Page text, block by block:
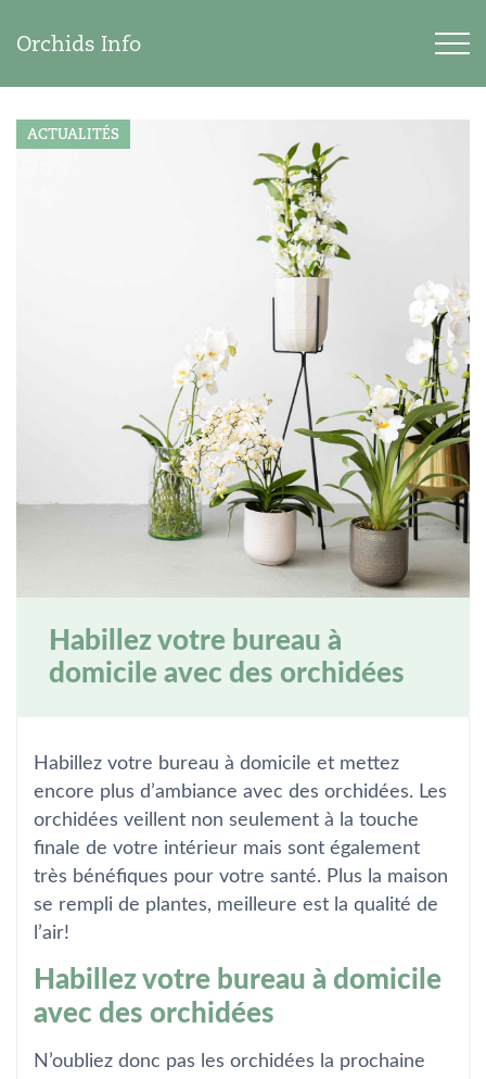
Orchids Info
ACTUALITÉS
Habillez votre bureau à
domicile avec des orchidées
Habillez votre bureau à domicile et mettez
encore plus d’ambiance avec des orchidées. Les
orchidées veillent non seulement à la touche
finale de votre intérieur mais sont également
très bénéfiques pour votre santé. Plus la maison
se rempli de plantes, meilleure est la qualité de
l’air!
Habillez votre bureau à domicile
avec des orchidées
N’oubliez donc pas les orchidées la prochaine